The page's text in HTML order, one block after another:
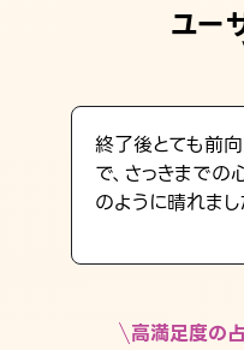
LINE占いを開く
※LINEアプリ内のサービスページへ遷移
ユー
終了後とても前
で、さっきまで
のように晴れまし
高満足度の